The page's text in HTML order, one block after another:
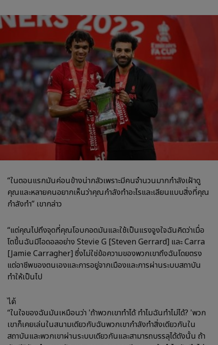
“ในตอนแรกมันค่อนข้างน่ากลัวเพราะมีคนจำนวนมากกำลังเฝ้าดู
คุณและหลายคนอยากเห็นว่าคุณกำลังทำอะไรและเลียนแบบสิ่งที่คุณ
กำลังทำ” เขากล่าว
“แต่คุณไปถึงจุดที่คุณโอบกอดมันและใช้เป็นแรงจูงใจฉันคิดว่าเมื่อ
โตขึ้นฉันมีไอดอลอย่าง Stevie G [Steven Gerrard] และ Carra
[Jamie Carragher] ซึ่งไม่ใช่ข้อความของพวกเขาถึงฉันโดยตรง
แต่อาชีพของตนเองและการอยู่จากเมืองและการผ่านระบบสถาบัน
ทำให้เป็นไป
ได้
“ในใจของฉันมันเหมือนว่า 'ถ้าพวกเขาทำได้ ทำไมฉันทำไม่ได้? 'พวก
เขาก็เคยเล่นในสนามเดียวกับฉันพวกเขากำลังทำสิ่งเดียวกันใน
สถาบันและพวกเขาผ่านระบบเดียวกันและสามารถบรรลุได้ดังนั้น ถ้า